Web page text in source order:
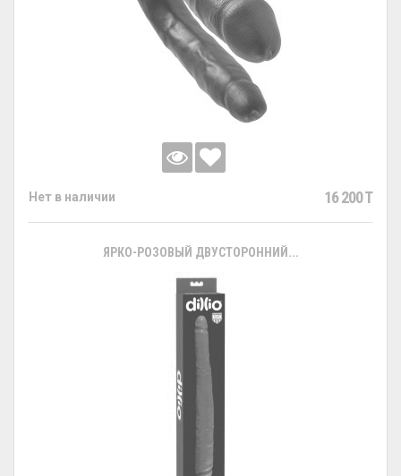
Нет в наличии 16 200 T
ЯРКО-РОЗОВЫЙ ДВУСТОРОННИЙ...